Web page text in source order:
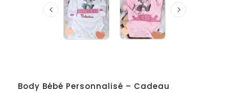
 
Body Bébé Personnalisé – Cadeau